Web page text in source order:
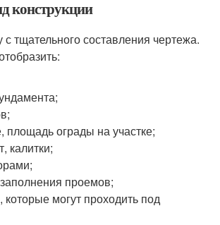
конструкции
тщательного составления чертежа.
площадь ограды на участке;
калитки;
проемов;
которые могут проходить под